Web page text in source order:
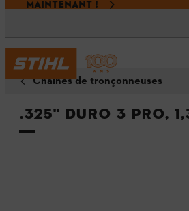
MAINTENANT !
Chaînes de tronçonneuses
.325" Duro 3 Pro,